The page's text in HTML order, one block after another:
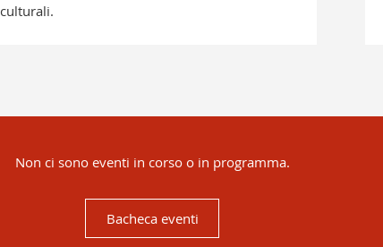
culturali.
Non ci sono eventi in corso o in programma.
Bacheca eventi